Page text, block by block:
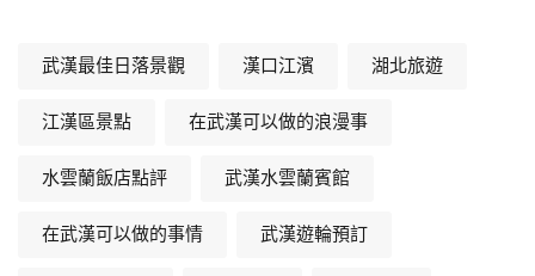
武漢最佳日落景觀 漢口江濱 湖北旅遊
江漢區景點 在武漢可以做的浪漫事
水雲蘭飯店點評 武漢水雲蘭賓館
在武漢可以做的事情 武漢遊輪預訂